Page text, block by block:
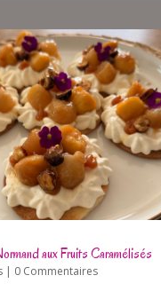
aux Fruits Caramélisés
| 0 Commentaires